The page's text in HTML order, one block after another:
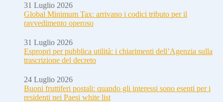
31 Luglio 2026
Global Minimum Tax: arrivano i codici tributo per il
ravvedimento operoso
31 Luglio 2026
Espropri per pubblica utilità: i chiarimenti dell’Agenzia sulla
trascrizione del decreto
24 Luglio 2026
Buoni fruttiferi postali: quando gli interessi sono esenti per i
residenti nei Paesi white list